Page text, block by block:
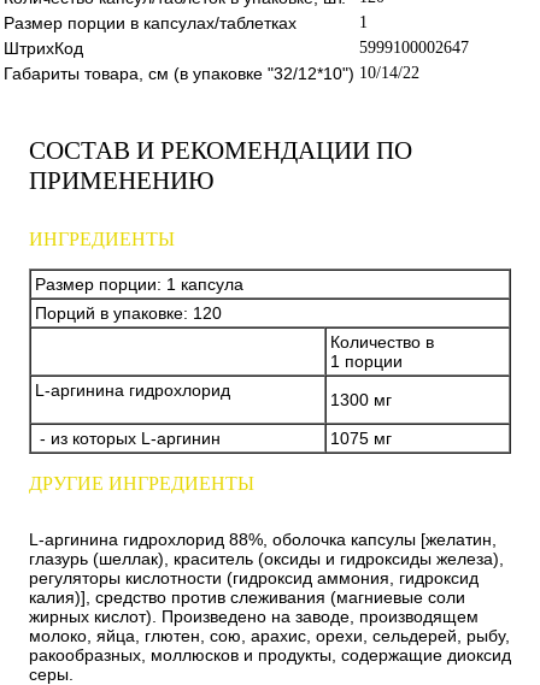
Размер порции в капсулах/таблетках 1
ШтрихКод 5999100002647
Габариты товара, см (в упаковке "32/12*10") 10/14/22
СОСТАВ И РЕКОМЕНДАЦИИ ПО
ПРИМЕНЕНИЮ
ИНГРЕДИЕНТЫ
Размер порции: 1 капсула
Порций в упаковке: 120
Количество в
1 порции
L-аргинина гидрохлорид
1300 мг
- из которых L-аргинин
1075 мг
ДРУГИЕ ИНГРЕДИЕНТЫ
L-аргинина гидрохлорид 88%, оболочка капсулы [желатин,
глазурь (шеллак), краситель (оксиды и гидроксиды железа),
регуляторы кислотности (гидроксид аммония, гидроксид
калия)], средство против слеживания (магниевые соли
жирных кислот). Произведено на заводе, производящем
молоко, яйца, глютен, сою, арахис, орехи, сельдерей, рыбу,
ракообразных, моллюсков и продукты, содержащие диоксид
серы.